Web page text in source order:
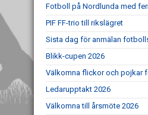
Fotboll på Nordlunda med
PIF FF-trio till rikslägret
Sista dag för anmälan
Blikk-cupen 2026
Välkomna flickor och pojkar
Ledarupptakt 2026
Välkomna till årsmöte 2026